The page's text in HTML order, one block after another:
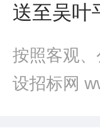
送至吴叶
按照客观
设招标网